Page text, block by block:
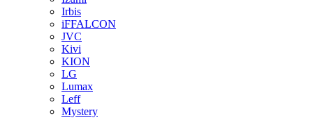
Irbis
iFFALCON
JVC
Kivi
KION
LG
Lumax
Leff
Mystery